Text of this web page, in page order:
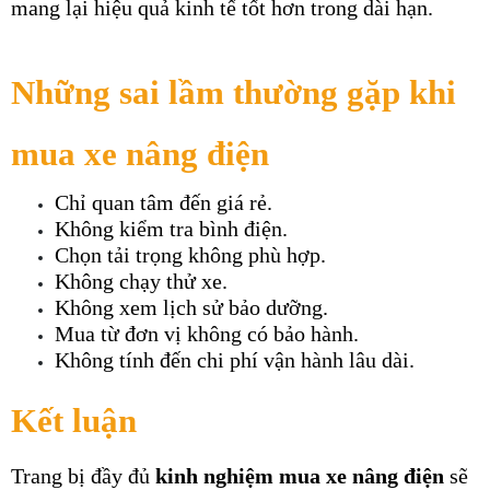
mang lại hiệu quả kinh tế tốt hơn trong dài hạn.
Những sai lầm thường gặp khi
mua xe nâng điện
Chỉ quan tâm đến giá rẻ.
Không kiểm tra bình điện.
Chọn tải trọng không phù hợp.
Không chạy thử xe.
Không xem lịch sử bảo dưỡng.
Mua từ đơn vị không có bảo hành.
Không tính đến chi phí vận hành lâu dài.
Kết luận
Trang bị đầy đủ kinh nghiệm mua xe nâng điện sẽ